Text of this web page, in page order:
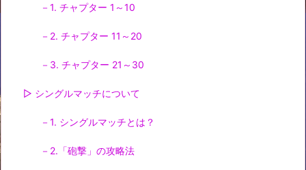
－1. チャプター 1～10
－2. チャプター 11～20
－3. チャプター 21～30
▷ シングルマッチについて
－1. シングルマッチとは？
－2.「砲撃」の攻略法